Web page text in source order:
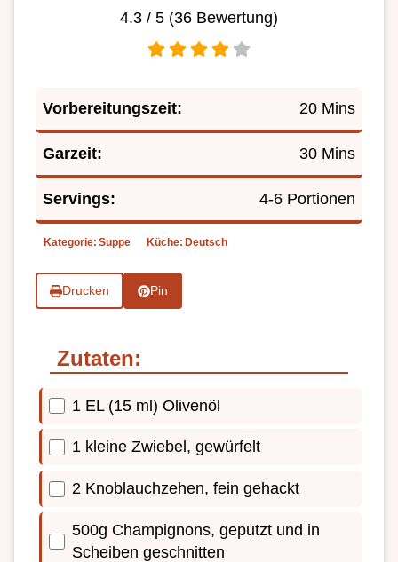
4.3 / 5 (36 Bewertung)
Vorbereitungszeit: 20 Mins
Garzeit: 30 Mins
Servings: 4-6 Portionen
Kategorie: Suppe Küche: Deutsch
Drucken Pin
Zutaten:
1 EL (15 ml) Olivenöl
1 kleine Zwiebel, gewürfelt
2 Knoblauchzehen, fein gehackt
500g Champignons, geputzt und in
Scheiben geschnitten